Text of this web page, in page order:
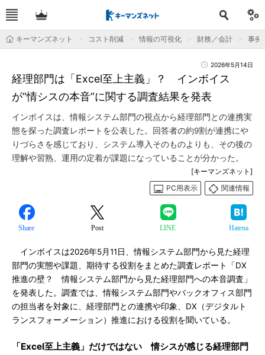
キーマンズネット コスト削減 情報の可視化 財務／会計 事例
2026年5月14日
経理部門は「Excel至上主義」？ インボイス
が“情シスの本音”に関する調査結果を発表
インボイスは、情報システム部門の視点から経理部門との連携実
態を探った調査レポートを公表した。回答者の約9割が連携にや
りづらさを感じており、システム導入そのものよりも、その後の
理解や習熟、運用の定着が課題になっていることが分かった。
[キーマンズネット]
PC用表示
関連情報
Share Post LINE Hatena
インボイスは2026年5月11日、情報システム部門から見た経理
部門の実態や課題、期待する役割をまとめた調査レポート「DX
推進の壁？ 情報システム部門から見た経理部門への本音調査」
を発表した。調査では、情報システム部門やバックオフィス部門
の担当者を対象に、経理部門との連携や印象、DX（デジタルト
ランスフォーメーション）推進における役割を聞いている。
「Excel至上主義」だけではない 情シスが感じる経理部門